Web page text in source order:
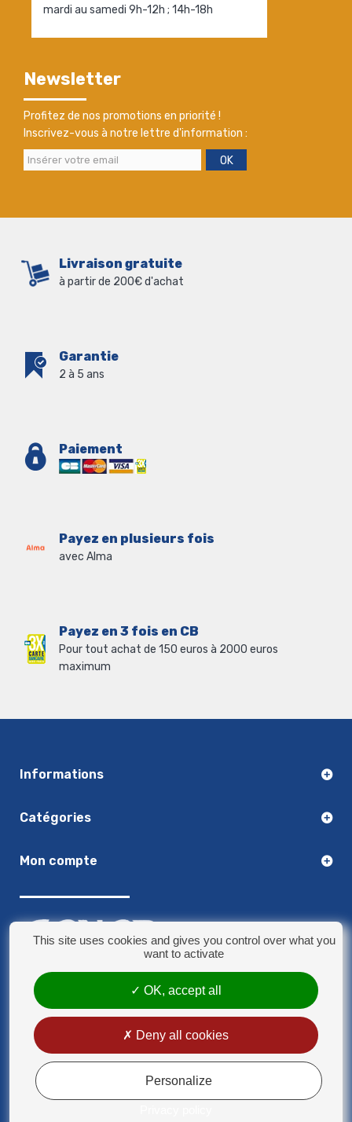
mardi au samedi 9h-12h ; 14h-18h
Newsletter
Profitez de nos promotions en priorité !
Inscrivez-vous à notre lettre d'information :
OK
Livraison gratuite
à partir de 200€ d'achat
Garantie
2 à 5 ans
Paiement
Payez en plusieurs fois
avec Alma
Payez en 3 fois en CB
Pour tout achat de 150 euros à 2000 euros
maximum
Informations
Catégories
Mon compte
8 rue Jules Verne - 59790 Ronchin
contact@sonorplus.com
Mentions légales
Conditions générales de vente
This site uses cookies and gives you control over what you
want to activate
OK, accept all
Deny all cookies
Personalize